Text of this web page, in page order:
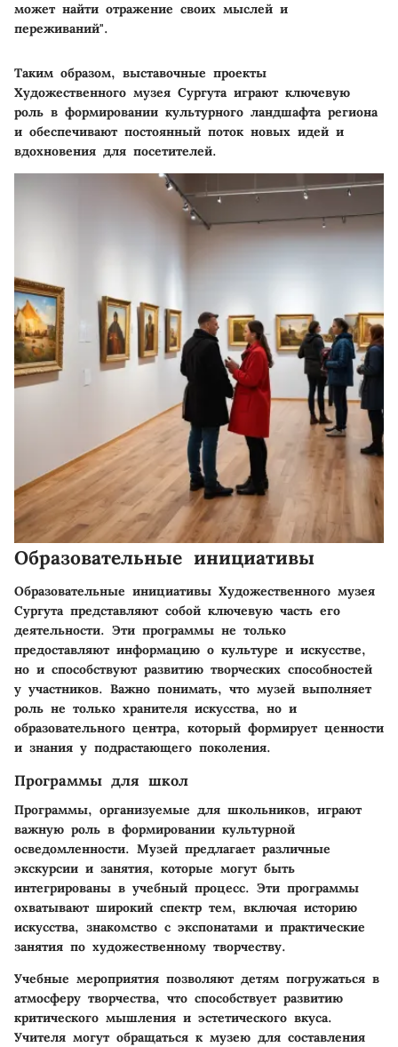
может найти отражение своих мыслей и
переживаний".
Таким образом, выставочные проекты
Художественного музея Сургута играют ключевую
роль в формировании культурного ландшафта региона
и обеспечивают постоянный поток новых идей и
вдохновения для посетителей.
Образовательные инициативы
Образовательные инициативы Художественного музея
Сургута представляют собой ключевую часть его
деятельности. Эти программы не только
предоставляют информацию о культуре и искусстве,
но и способствуют развитию творческих способностей
у участников. Важно понимать, что музей выполняет
роль не только хранителя искусства, но и
образовательного центра, который формирует ценности
и знания у подрастающего поколения.
Программы для школ
Программы, организуемые для школьников, играют
важную роль в формировании культурной
осведомленности. Музей предлагает различные
экскурсии и занятия, которые могут быть
интегрированы в учебный процесс. Эти программы
охватывают широкий спектр тем, включая историю
искусства, знакомство с экспонатами и практические
занятия по художественному творчеству.
Учебные мероприятия позволяют детям погружаться в
атмосферу творчества, что способствует развитию
критического мышления и эстетического вкуса.
Учителя могут обращаться к музею для составления